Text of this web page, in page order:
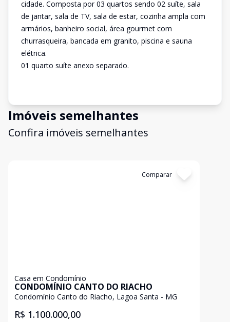
cidade. Composta por 03 quartos sendo 02 suíte, sala
de jantar, sala de TV, sala de estar, cozinha ampla com
armários, banheiro social, área gourmet com
churrasqueira, bancada em granito, piscina e sauna
elétrica.
01 quarto suíte anexo separado.
Imóveis semelhantes
Confira imóveis semelhantes
Comparar
Casa em Condomínio
CONDOMÍNIO CANTO DO RIACHO
Condomínio Canto do Riacho, Lagoa Santa - MG
R$ 1.100.000,00